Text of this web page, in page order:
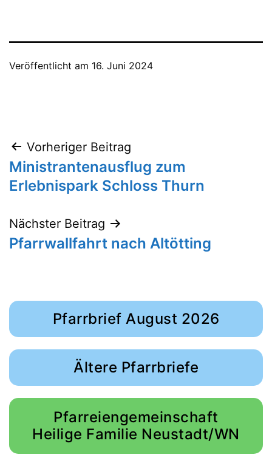
Veröffentlicht am 16. Juni 2024
Beitragsnavigation
Vorheriger Beitrag
Ministrantenausflug zum
Erlebnispark Schloss Thurn
Nächster Beitrag
Pfarrwallfahrt nach Altötting
Pfarrbrief August 2026
Ältere Pfarrbriefe
Pfarreiengemeinschaft
Heilige Familie Neustadt/WN